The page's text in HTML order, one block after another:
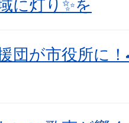
に灯り✨を
団が市役所に